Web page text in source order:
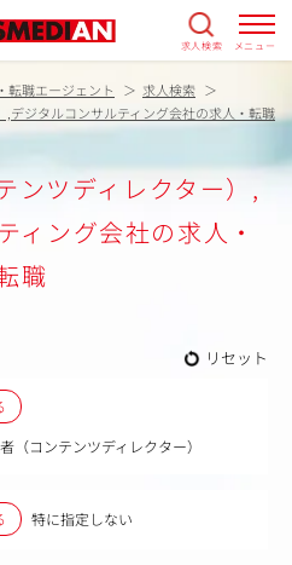
求人検索 メニュー
転職エージェント
求人検索
デジタルコンサルティング会社の求人・転職
ンツディレクター）,
ィング会社の求人・
職
リセット
（コンテンツディレクター）
特に指定しない